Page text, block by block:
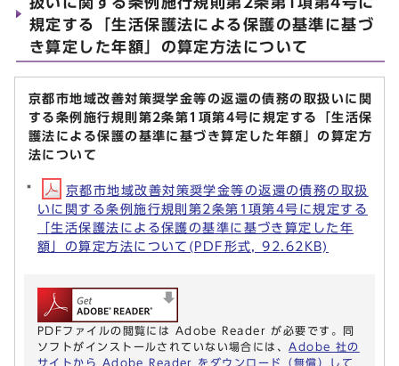
規定する「生活保護法による保護の基準に基づ
き算定した年額」の算定方法について
京都市地域改善対策奨学金等の返還の債務の取扱いに関
する条例施行規則第2条第1項第4号に規定する「生活保
護法による保護の基準に基づき算定した年額」の算定方
法について
京都市地域改善対策奨学金等の返還の債務の取扱
いに関する条例施行規則第2条第1項第4号に規定する
「生活保護法による保護の基準に基づき算定した年
額」の算定方法について(PDF形式, 92.62KB)
PDFファイルの閲覧には Adobe Reader が必要です。同
ソフトがインストールされていない場合には、 Adobe 社の
サイトから Adobe Reader をダウンロード（無償）して